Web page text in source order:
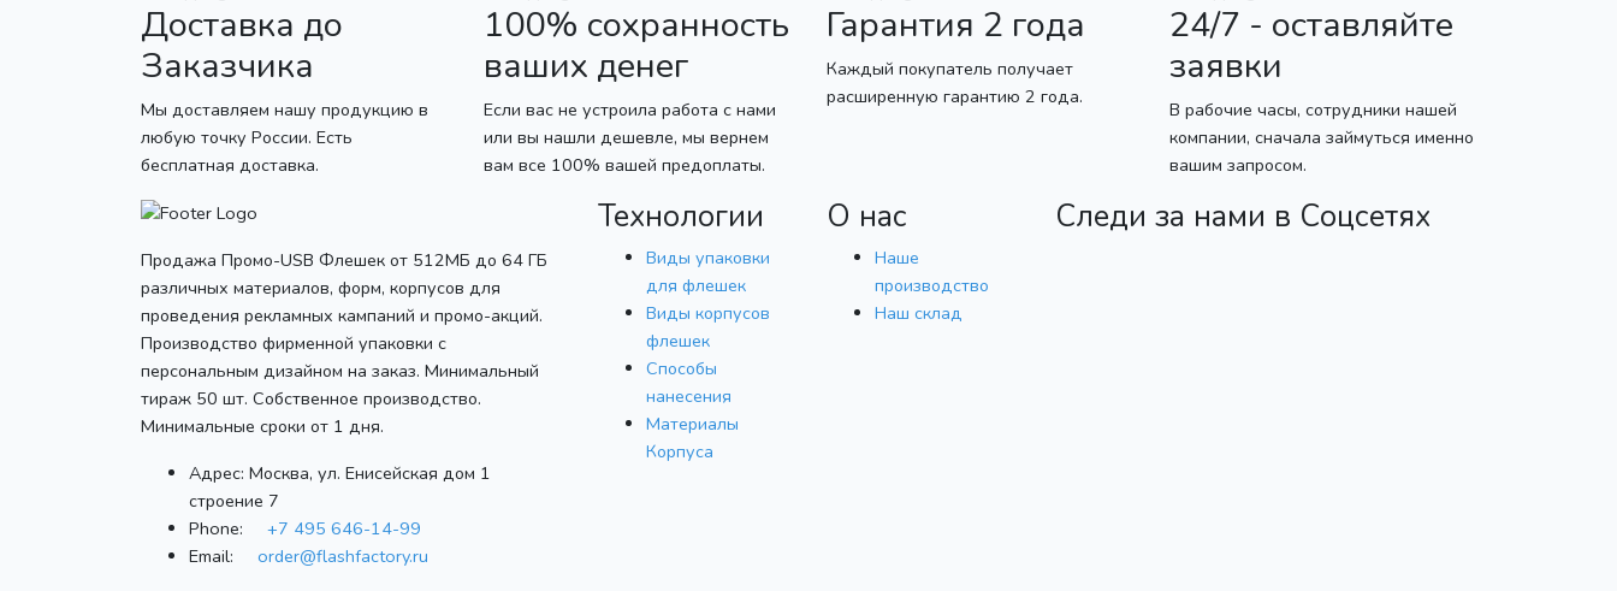
Доставка до
Заказчика
Мы доставляем нашу продукцию в
любую точку России. Есть
бесплатная доставка.
100% сохранность
ваших денег
Если вас не устроила работа с нами
или вы нашли дешевле, мы вернем
вам все 100% вашей предоплаты.
Гарантия 2 года
Каждый покупатель получает
расширенную гарантию 2 года.
24/7 - оставляйте
заявки
В рабочие часы, сотрудники нашей
компании, сначала займуться именно
вашим запросом.
Продажа Промо-USB Флешек от 512МБ до 64 ГБ
различных материалов, форм, корпусов для
проведения рекламных кампаний и промо-акций.
Производство фирменной упаковки с
персональным дизайном на заказ. Минимальный
тираж 50 шт. Собственное производство.
Минимальные сроки от 1 дня.
Адрес: Москва, ул. Енисейская дом 1
строение 7
Phone:
+7 495 646-14-99
Email:
order@flashfactory.ru
Технологии
Виды упаковки
для флешек
Виды корпусов
флешек
Способы
нанесения
Материалы
Корпуса
О нас
Наше
производство
Наш склад
Следи за нами в Соцсетях